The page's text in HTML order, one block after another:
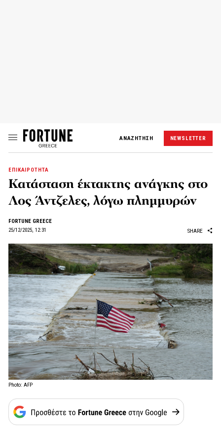
ΑΝΑΖΗΤΗΣΗ NEWSLETTER
ΕΠΙΚΑΙΡΟΤΗΤΑ
Κατάσταση έκτακτης ανάγκης στο
Λος Άντζελες, λόγω πλημμυρών
FORTUNE GREECE
25/12/2025, 12:31
SHARE
Photo: AFP